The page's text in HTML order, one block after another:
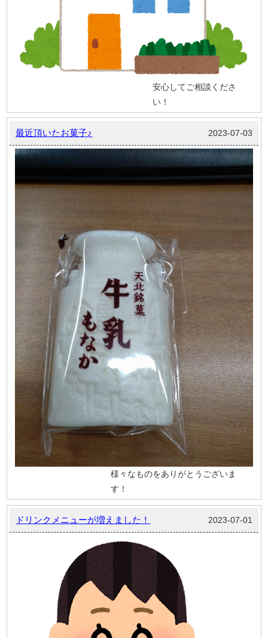
安心してご相談くださ
い！
最近頂いたお菓子♪ 2023-07-03
様々なものをありがとうございま
す！
ドリンクメニューが増えました！ 2023-07-01